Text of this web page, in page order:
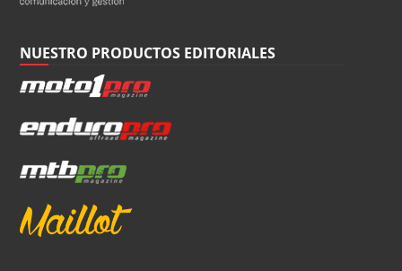
NUESTRO PRODUCTOS EDITORIALES